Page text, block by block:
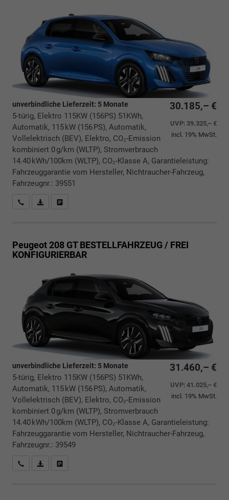
30.185,– €
UVP: 39.325,– €
incl. 19% MwSt.
unverbindliche Lieferzeit: 5 Monate
5-türig, Elektro 115KW (156PS) 51KWh,
Automatik, 115 kW (156 PS), Automatik,
Vollelektrisch (BEV), Elektro, CO₂-Emission
kombiniert 0 g/km (WLTP), Stromverbrauch
14.40 kWh/100km (WLTP), CO₂-Klasse A, Garantieleistung:
Fahrzeuggarantie vom Hersteller, Nichtraucher-Fahrzeug,
Fahrzeugnr.: 39551
Rückrufbitte absenden
PDF-Datei, Fahrzeugexposé drucken
Peugeot 208 GT BESTELLFAHRZEUG / FREI
KONFIGURIERBAR
31.460,– €
UVP:41.025,– €
incl. 19% MwSt.
unverbindliche Lieferzeit: 5 Monate
5-türig, Elektro 115KW (156PS) 51KWh,
Automatik, 115 kW (156 PS), Automatik,
Vollelektrisch (BEV), Elektro, CO₂-Emission
kombiniert 0 g/km (WLTP), Stromverbrauch
14.40 kWh/100km (WLTP), CO₂-Klasse A, Garantieleistung:
Fahrzeuggarantie vom Hersteller, Nichtraucher-Fahrzeug,
Fahrzeugnr.: 39549
Rückrufbitte absenden
PDF-Datei, Fahrzeugexposé drucken